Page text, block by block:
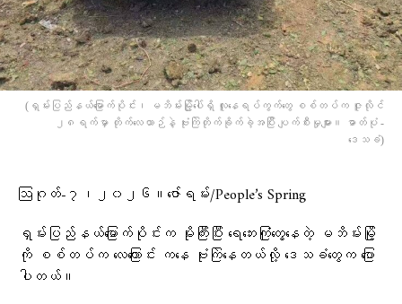
(ရှမ်းပြည်နယ်မြောက်ပိုင်း၊ မဘိမ်းမြို့ပေါ်ရှိ လူနေရပ်ကွက်တွေ စစ်တပ်က ဇူလိုင်
၂၈ရက်မှာ တိုက်လေယာဉ်နဲ့ ဗုံးကြဲတိုက်ခိုက်ခဲ့အပြီး ပျက်စီးမှုများ။ ဓာတ်ပုံ -
ဒေသခံ)
ဩဂုတ်-၇၊၂၀၂၆။ဇော်ရမ်း/People’s Spring
ရှမ်းပြည်နယ်မြောက်ပိုင်းက မိုးကြီးပြီး ရေဘေးကြုံတွေ့နေတဲ့ မဘိမ်းမြို့
ကို စစ်တပ်က လေကြောင်း ကနေ ဗုံးကြဲနေတယ်လို့ ဒေသခံတွေက ပြော
ပါတယ်။